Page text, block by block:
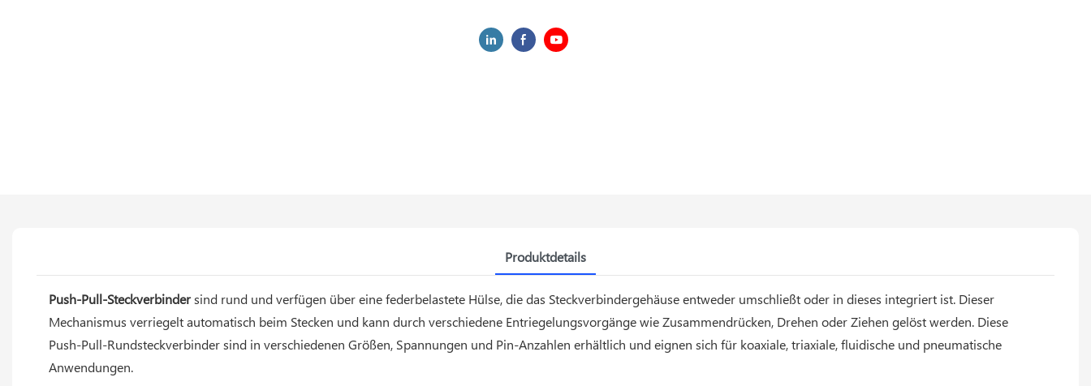
Produktdetails
Push-Pull-Steckverbindersind rund und verfügen über eine federbelastete Hülse, die das Steckverbindergehäuse entweder umschließt oder in dieses integriert ist. Dieser
Mechanismus verriegelt automatisch beim Stecken und kann durch verschiedene Entriegelungsvorgänge wie Zusammendrücken, Drehen oder Ziehen gelöst werden. Diese
Push-Pull-Rundsteckverbinder sind in verschiedenen Größen, Spannungen und Pin-Anzahlen erhältlich und eignen sich für koaxiale, triaxiale, fluidische und pneumatische
Anwendungen.